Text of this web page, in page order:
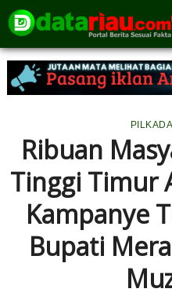
Ribuan
Tinggi Timur
Kampanye
Bupati